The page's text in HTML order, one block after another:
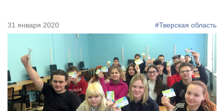
31 января 2020 #Тверская область